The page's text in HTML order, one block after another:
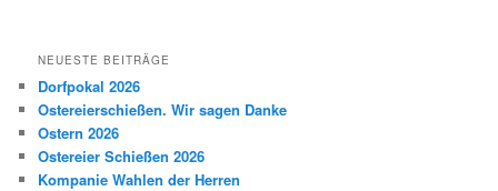
NEUESTE BEITRÄGE
Dorfpokal 2026
Ostereierschießen. Wir sagen Danke
Ostern 2026
Ostereier Schießen 2026
Kompanie Wahlen der Herren